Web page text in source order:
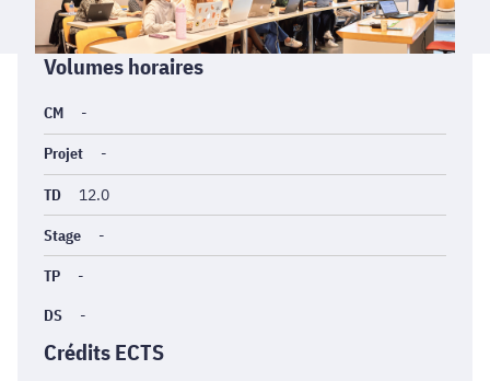
Informations
générales
Volumes horaires
CM -
Projet -
TD 12.0
Stage -
TP -
DS -
Crédits ECTS